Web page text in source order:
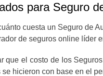
para Seguro
cuesta un Seguro de
de seguros online líder
que el costo de los
hicieron con base en el